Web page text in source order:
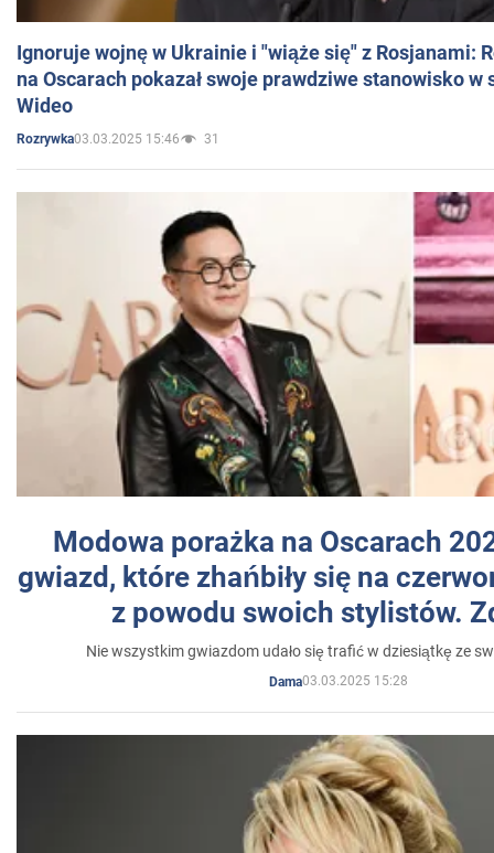
Ignoruje wojnę w Ukrainie i "wiąże się" z Rosjanami:
na Oscarach pokazał swoje prawdziwe stanowisko w
Wideo
Rozrywka03.03.2025 15:46 31
Modowa porażka na Oscarach
gwiazd, które zhańbiły się na
z powodu swoich stylistów.
Nie wszystkim gwiazdom udało się trafić w dziesiątkę ze
Dama03.03.2025 15:28